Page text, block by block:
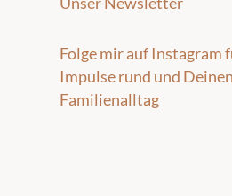
Folge mir auf Instagram
Impulse rund und
Familienalltag